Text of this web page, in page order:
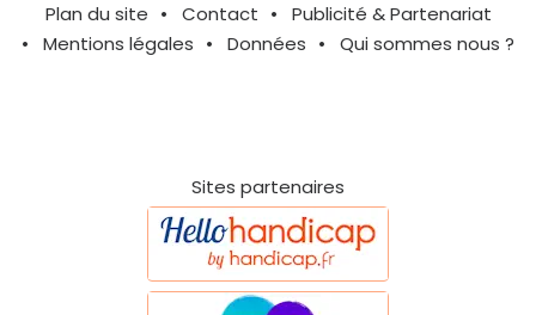
Plan du site Contact
Publicité & Partenariat
Mentions légales
Données Qui sommes nous ?
Sites partenaires